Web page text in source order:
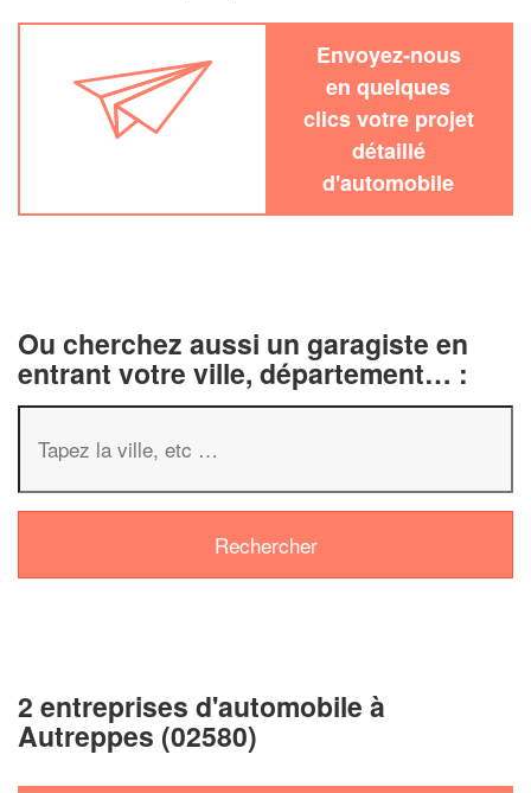
Envoyez-nous
en quelques
clics votre projet
détaillé
d'automobile
Ou cherchez aussi un garagiste en
entrant votre ville, département… :
2 entreprises d'automobile à
Autreppes (02580)Augmentez votrechiffre
vosmarges